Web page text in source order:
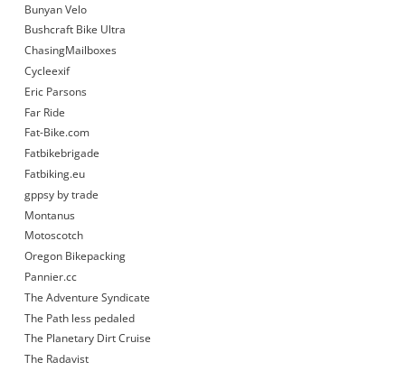
Bunyan Velo
Bushcraft Bike Ultra
ChasingMailboxes
Cycleexif
Eric Parsons
Far Ride
Fat-Bike.com
Fatbikebrigade
Fatbiking.eu
gppsy by trade
Montanus
Motoscotch
Oregon Bikepacking
Pannier.cc
The Adventure Syndicate
The Path less pedaled
The Planetary Dirt Cruise
The Radavist